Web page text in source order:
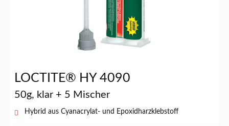
LOCTITE® HY 4090
50g, klar + 5 Mischer
Hybrid aus Cyanacrylat- und Epoxidharzklebstoff